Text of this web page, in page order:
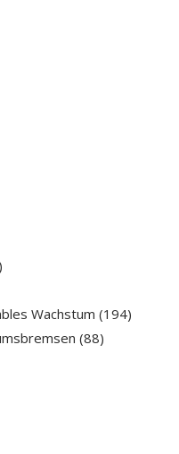
Wachstum (194)
(88)